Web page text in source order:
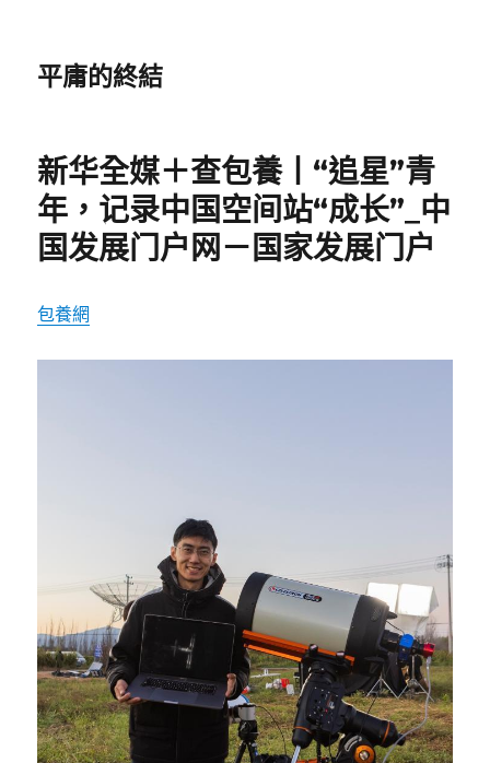
平庸的終結
新华全媒＋查包養丨“追星”青
年，记录中国空间站“成长”_中
国发展门户网－国家发展门户
包養網